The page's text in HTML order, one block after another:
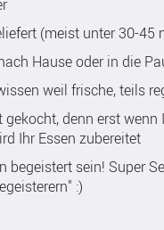
(meist unter 30-45
Hause oder in die
weil frische, teils
gekocht, denn erst wenn
Ihr Essen zubereitet
begeistert sein! Super
:)